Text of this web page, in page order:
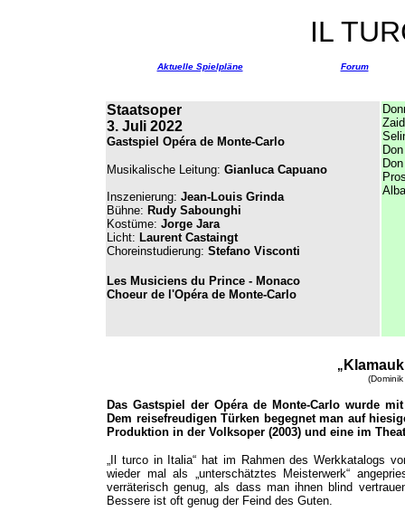
IL
Aktuelle Spielpläne Forum
Staatsoper
3. Juli 2022
Gastspiel Opéra de Monte-Carlo
Musikalische Leitung: Gianluca Capuano
Inszenierung: Jean-Louis Grinda
Bühne: Rudy Sabounghi
Kostüme: Jorge Jara
Licht: Laurent Castaingt
Choreinstudierung: Stefano Visconti
Les Musiciens du Prince - Monaco
Choeur de l'Opéra de Monte-Carlo
„
Das Gastspiel der Opéra de Monte-Carlo wurde
Dem reisefreudigen Türken begegnet man auf
Produktion in der Volksoper (2003) und eine im
„Il turco in Italia“ hat im Rahmen des Werkkatalogs
wieder mal als „unterschätztes Meisterwerk“
verräterisch genug, als dass man ihnen blind
Bessere ist oft genug der Feind des Guten.